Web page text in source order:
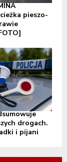
pieszo-
drogach.
i pijani